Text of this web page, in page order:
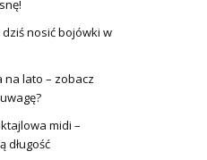
nosić bojówki w
na lato – zobacz
midi –
długość